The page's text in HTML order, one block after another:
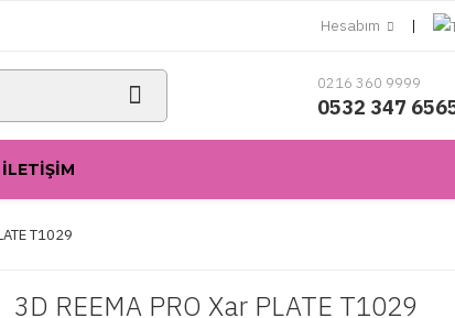
Hesabım
0216 360 9999
0532 347
İLETIŞIM
T1029
3D REEMA PRO Xar PLATE T1029